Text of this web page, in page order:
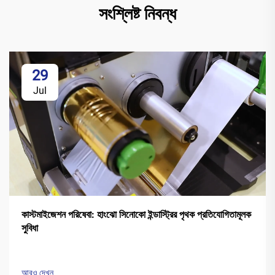
সংশ্লিষ্ট নিবন্ধ
29
Jul
কাস্টমাইজেশন পরিষেবা: হাংঝো সিনোকো ইন্ডাস্ট্রির পৃথক প্রতিযোগিতামূলক
সুবিধা
আরও দেখুন